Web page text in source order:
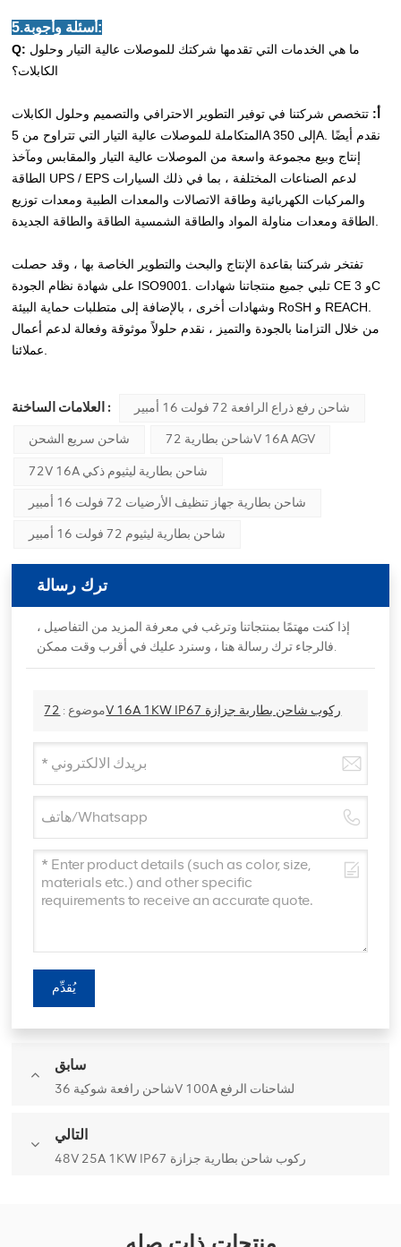
5.أسئلة وأجوبة:
Q:
الكابلات؟
أ: تتخصص شركتنا في توفير التطوير الاحترافي والتصميم وحلول الكابلات
المتكاملة للموصلات عالية التيار التي تتراوح من 5A إلى 350A. نقدم أيضًا
إنتاج وبيع مجموعة واسعة من الموصلات عالية التيار والمقابس ومآخذ
الطاقة UPS / EPS لدعم الصناعات المختلفة ، بما في ذلك السيارات
والمركبات الكهربائية وطاقة الاتصالات والمعدات الطبية ومعدات توزيع
الطاقة ومعدات مناولة المواد والطاقة الشمسية الطاقة والطاقة الجديدة.
تفتخر شركتنا بقاعدة الإنتاج والبحث والتطوير الخاصة بها ، وقد حصلت
على شهادة نظام الجودة ISO9001. تلبي جميع منتجاتنا شهادات CE و 3C
وشهادات أخرى ، بالإضافة إلى متطلبات حماية البيئة RoSH و REACH.
من خلال التزامنا بالجودة والتميز ، نقدم حلولاً موثوقة وفعالة لدعم أعمال
عملائنا.
العلامات الساخنة : شاحن رفع ذراع الرافعة 72 فولت 16 أمبير
شاحن سريع الشحن شاحن بطارية 72V 16A AGV
72V 16A شاحن بطارية ليثيوم ذكي
شاحن بطارية جهاز تنظيف الأرضيات 72 فولت 16 أمبير
شاحن بطارية ليثيوم 72 فولت 16 أمبير
ترك رسالة
إذا كنت مهتمًا بمنتجاتنا وترغب في معرفة المزيد من التفاصيل ،
فالرجاء ترك رسالة هنا ، وسنرد عليك في أقرب وقت ممكن.
موضوع : 72V 16A 1KW IP67 ركوب شاحن بطارية جزازة
يُقدِّم
سابق
شاحن رافعة شوكية 36V 100A لشاحنات الرفع
التالي
48V 25A 1KW IP67 ركوب شاحن بطارية جزازة